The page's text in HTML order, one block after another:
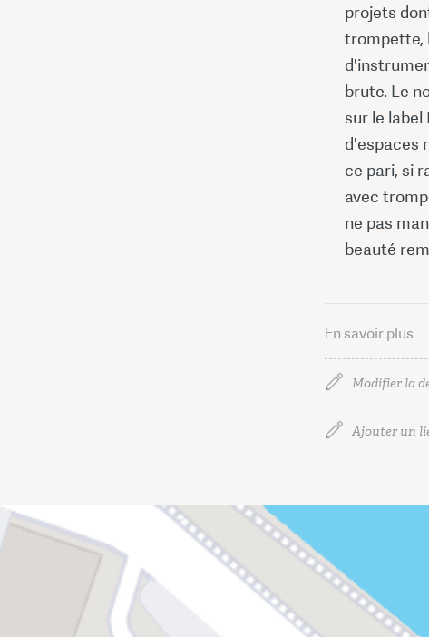
projets
trompette,
brute. Le
sur le label
d'espaces
ce pari, si
avec
ne pas
beauté
En savoir plus
Modifier la
Ajouter un